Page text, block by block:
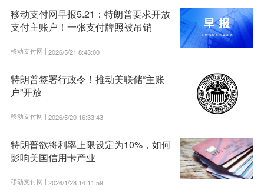
移动支付网早报5.21：特朗普要求开放
支付主账户！一张支付牌照被吊销
移动支付网 | 2026/5/21 8:43:00
特朗普签署行政令！推动美联储“主账
户”开放
移动支付网 | 2026/5/20 16:33:43
特朗普欲将利率上限设定为10%，如何
影响美国信用卡产业
移动支付网 | 2026/1/28 14:11:59